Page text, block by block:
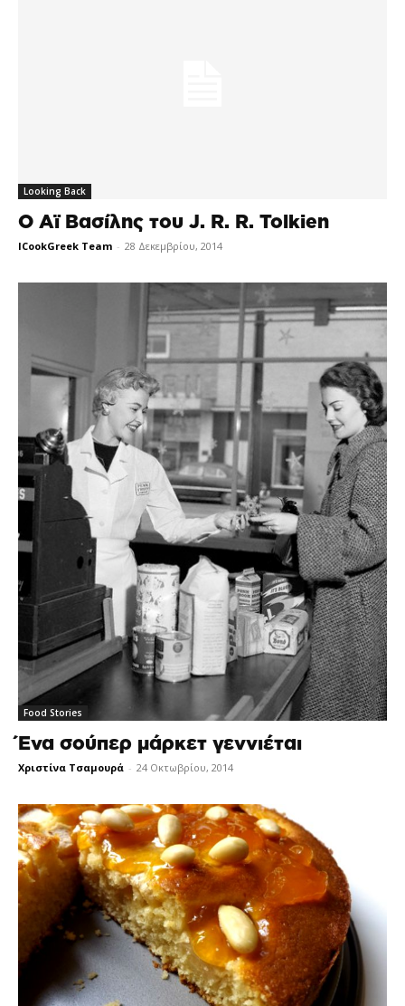
Looking Back
O Αϊ Βασίλης του J. R. R. Tolkien
ICookGreek Team - 28 Δεκεμβρίου, 2014
Food Stories
Ένα σούπερ μάρκετ γεννιέται
Χριστίνα Τσαμουρά - 24 Οκτωβρίου, 2014